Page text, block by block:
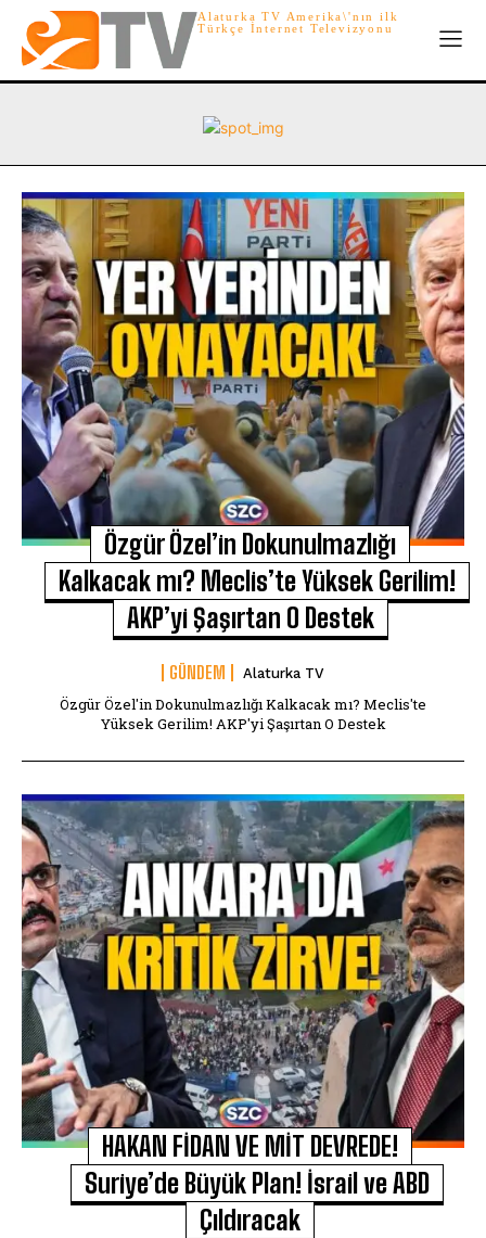
Alaturka TV Amerika\'nın ilk
Türkçe İnternet Televizyonu
Özgür Özel’in Dokunulmazlığı
Kalkacak mı? Meclis’te Yüksek Gerilim!
AKP’yi Şaşırtan O Destek
GÜNDEM Alaturka TV
Özgür Özel'in Dokunulmazlığı Kalkacak mı? Meclis'te
Yüksek Gerilim! AKP'yi Şaşırtan O Destek
HAKAN FİDAN VE MİT DEVREDE!
Suriye’de Büyük Plan! İsrail ve ABD
Çıldıracak